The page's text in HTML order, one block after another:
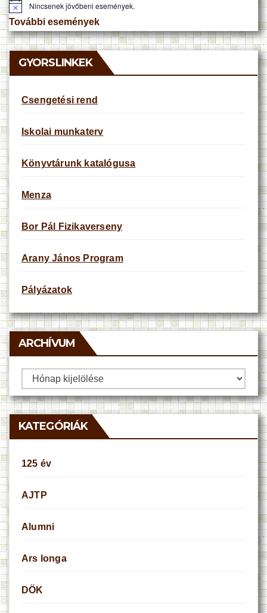
N
o
t
i
c
e
Nincsenek jövőbeni események.
További események
GYORSLINKEK
Csengetési rend
Iskolai munkaterv
Könyvtárunk katalógusa
Menza
Bor Pál Fizikaverseny
Arany János Program
Pályázatok
ARCHÍVUM
Archívum
KATEGÓRIÁK
125 év
AJTP
Alumni
Ars longa
DÖK